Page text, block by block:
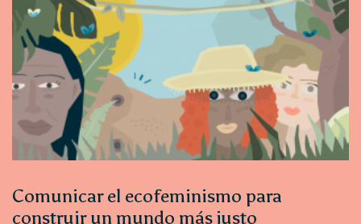
Comunicar el ecofeminismo para
construir un mundo más justo